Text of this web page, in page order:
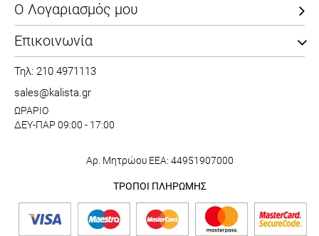
Ο Λογαριασμός μου
Επικοινωνία
Τηλ: 210 4971113
sales@kalista.gr
ΩΡΑΡΙΟ
ΔΕΥ-ΠΑΡ 09:00 - 17:00
Αρ. Μητρώου ΕΕΑ: 44951907000
ΤΡΟΠΟΙ ΠΛΗΡΩΜΗΣ